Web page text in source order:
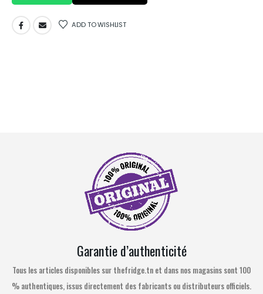
ADD TO WISHLIST
Garantie d’authenticité
Tous les articles disponibles sur thefridge.tn et dans nos magasins sont 100
% authentiques, issus directement des fabricants ou distributeurs officiels.